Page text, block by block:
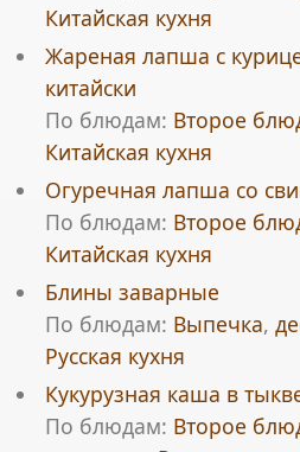
Китайская кухня
Жареная лапша с
китайски
По блюдам: Второе
Китайская кухня
Огуречная лапша со
По блюдам: Второе
Китайская кухня
Блины заварные
По блюдам: Выпечка,
Русская кухня
Кукурузная каша в
По блюдам: Второе